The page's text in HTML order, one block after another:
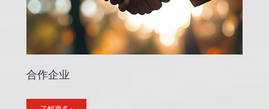
合作企业